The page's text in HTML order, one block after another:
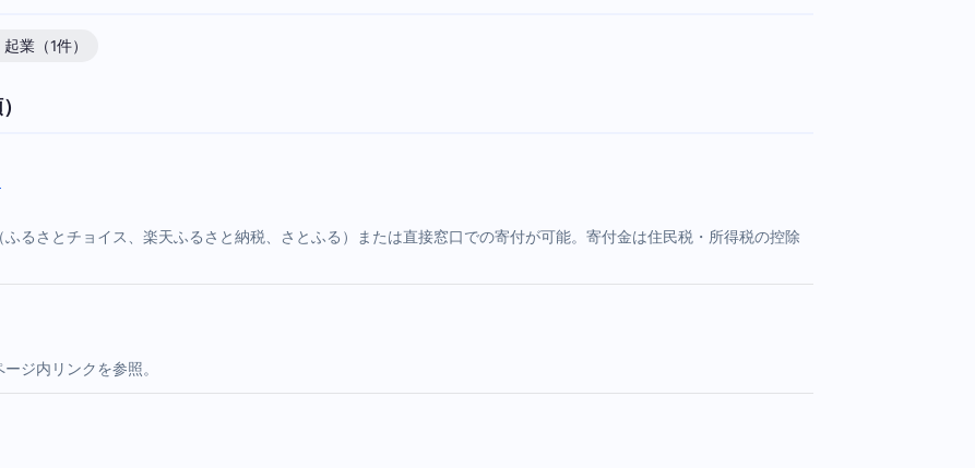
業（1件）
るさとチョイス、楽天ふるさと納税、さとふる）または直接窓口での寄付が可能。寄付金は住民税・所得税の控除
ジ内リンクを参照。